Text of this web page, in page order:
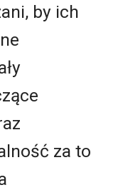
by ich
za to